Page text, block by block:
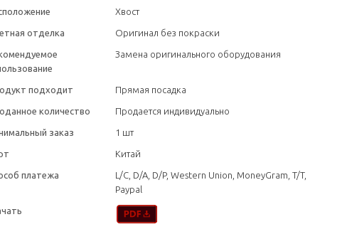
Хвост
отделка Оригинал без покраски
Замена оригинального оборудования
подходит Прямая посадка
количество Продается индивидуально
заказ 1 шт
Китай
платежа
L/C, D/A, D/P, Western Union, MoneyGram, T/T,
Paypal